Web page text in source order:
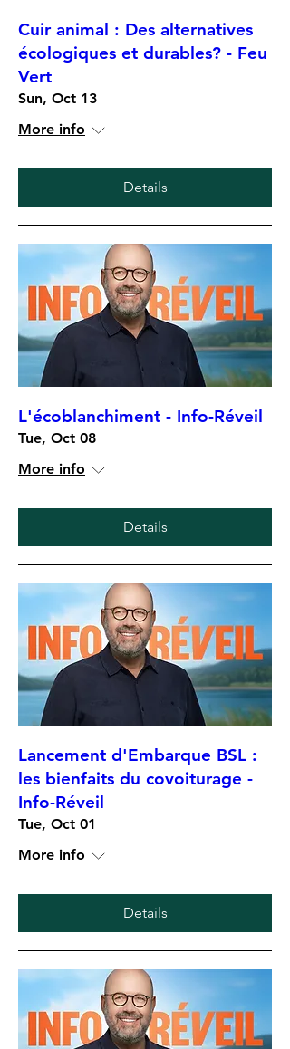
Cuir animal : Des alternatives
écologiques et durables? - Feu
Vert
Sun, Oct 13
More info
Details
L'écoblanchiment - Info-Réveil
Tue, Oct 08
More info
Details
Lancement d'Embarque BSL :
les bienfaits du covoiturage -
Info-Réveil
Tue, Oct 01
More info
Details